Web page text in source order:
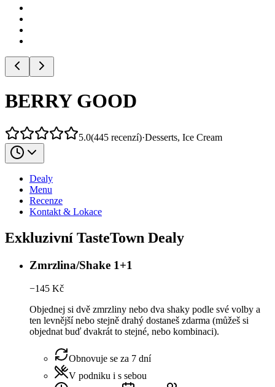
BERRY GOOD
5.0(445 recenzí)·Desserts, Ice Cream
Dealy
Menu
Recenze
Kontakt & Lokace
Exkluzivní TasteTown Dealy
Zmrzlina/Shake 1+1
−145 Kč
Objednej si dvě zmrzliny nebo dva shaky podle své volby a
ten levnější nebo stejně drahý dostaneš zdarma (můžeš si
objednat buď dvakrát to stejné, nebo kombinaci).
Obnovuje se za 7 dní
V podniku i s sebou